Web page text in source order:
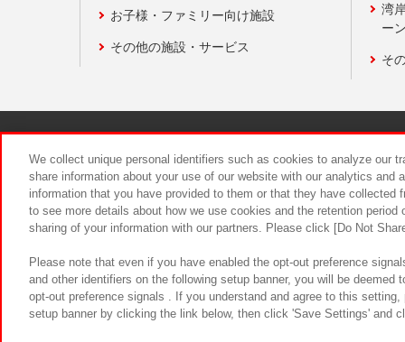
お子様・ファミリー向け施設
その他の施設・サービス
湾
ー
そ
食品のご
We collect unique personal identifiers such as cookies to analyze our
share information about your use of our website with our analytics and
information that you have provided to them or that they have
to see more details about how we use cookies and the retention
sharing of your information with our partners. Please click [Do Not
Please note that even if you have enabled the opt-out preference
and other identifiers on the following setup banner, you will be
opt-out preference signals . If you understand and agree to this
setup banner by clicking the link below, then click 'Save Settings' and